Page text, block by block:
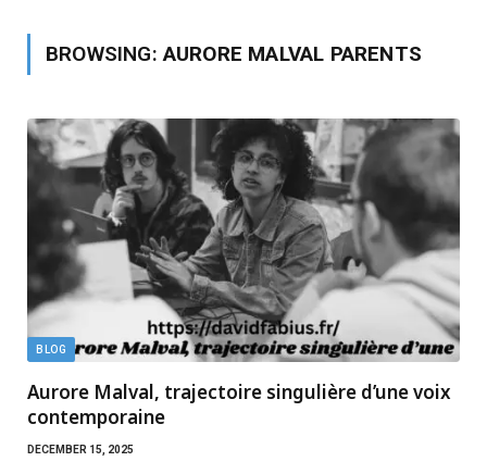
BROWSING:AURORE MALVAL PARENTS
BLOG
Aurore Malval, trajectoire singulière d’une voix
contemporaine
DECEMBER 15, 2025